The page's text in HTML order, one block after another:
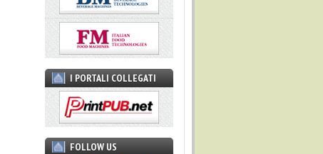
I PORTALI COLLEGATI
FOLLOW US